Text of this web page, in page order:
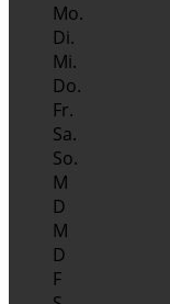
Mo.
Di.
Mi.
Do.
Fr.
Sa.
So.
M
D
M
D
F